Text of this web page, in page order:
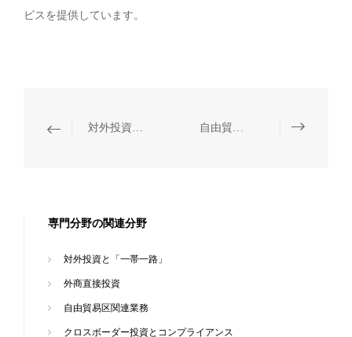
ビスを提供しています。
対外投資と「一帯一路」 自由貿易区関連業務
専門分野の関連分野
対外投資と「一帯一路」
外商直接投資
自由貿易区関連業務
クロスボーダー投資とコンプライアンス